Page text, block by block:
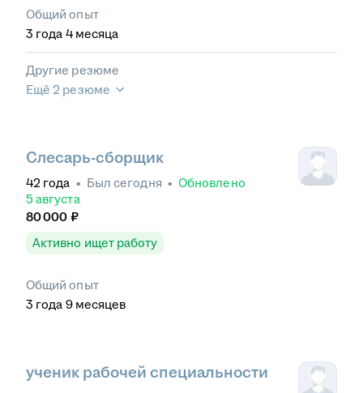
Общий опыт
3 года 4 месяца
Другие резюме
Ещё 2 резюме
Слесарь-сборщик
42 года • Был сегодня • Обновлено
5 августа
80 000 ₽
Активно ищет работу
Общий опыт
3 года 9 месяцев
ученик рабочей специальности